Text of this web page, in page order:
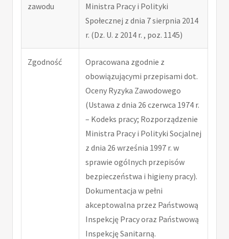
zawodu
Ministra Pracy i Polityki
Społecznej z dnia 7 sierpnia 2014
r. (Dz. U. z 2014 r. , poz. 1145)
Zgodność
Opracowana zgodnie z
obowiązującymi przepisami dot.
Oceny Ryzyka Zawodowego
(Ustawa z dnia 26 czerwca 1974 r.
– Kodeks pracy; Rozporządzenie
Ministra Pracy i Polityki Socjalnej
z dnia 26 września 1997 r. w
sprawie ogólnych przepisów
bezpieczeństwa i higieny pracy).
Dokumentacja w pełni
akceptowalna przez Państwową
Inspekcję Pracy oraz Państwową
Inspekcję Sanitarną.